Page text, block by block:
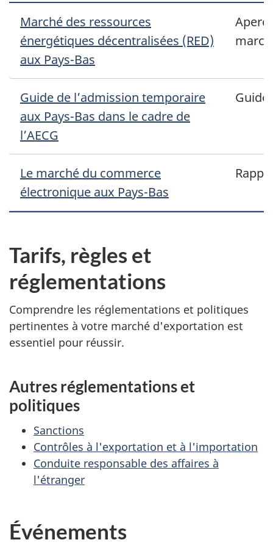
Marché des ressources
énergétiques décentralisées (RED)
aux Pays-Bas
Guide de l’admission temporaire
aux Pays-Bas dans le cadre de
l’AECG
Guide
Le marché du commerce
électronique aux Pays-Bas
Tarifs, règles et
réglementations
Comprendre les réglementations et politiques
pertinentes à votre marché d'exportation est
essentiel pour réussir.
Autres réglementations et
politiques
Sanctions
Contrôles à l'exportation et à l'importation
Conduite responsable des affaires à
l'étranger
Événements